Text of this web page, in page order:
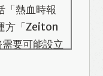
「熱血時報
方「Zeiton
要可能設立